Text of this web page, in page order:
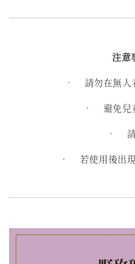
注意
•
請勿在無人
•
避免兒
•
•
若使用後出